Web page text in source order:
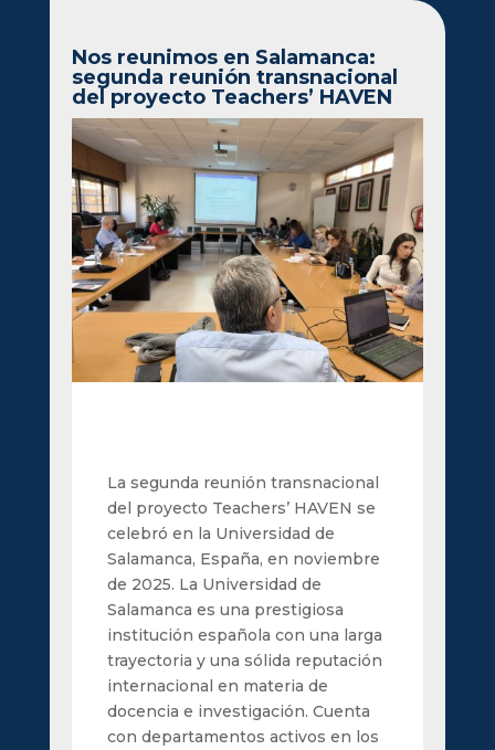
Nos reunimos en Salamanca:
segunda reunión transnacional
del proyecto Teachers’ HAVEN
La segunda reunión transnacional
del proyecto Teachers’ HAVEN se
celebró en la Universidad de
Salamanca, España, en noviembre
de 2025. La Universidad de
Salamanca es una prestigiosa
institución española con una larga
trayectoria y una sólida reputación
internacional en materia de
docencia e investigación. Cuenta
con departamentos activos en los